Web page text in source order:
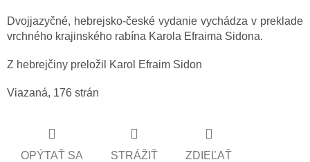
Dvojjazyčné, hebrejsko-české vydanie vychádza v preklade
vrchného krajinského rabína Karola Efraima Sidona.
Z hebrejčiny preložil Karol Efraim Sidon
Viazaná, 176 strán
OPÝTAŤ SA STRÁŽIŤ ZDIEĽAŤ